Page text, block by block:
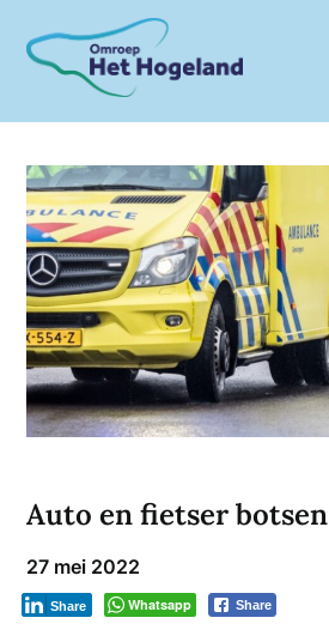
content
Auto en fietser botsen
27 mei 2022
Whatsapp Share
Share